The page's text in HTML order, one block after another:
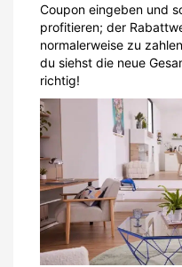
Coupon eingeben und
profitieren; der
normalerweise zu
du siehst die neue
richtig!